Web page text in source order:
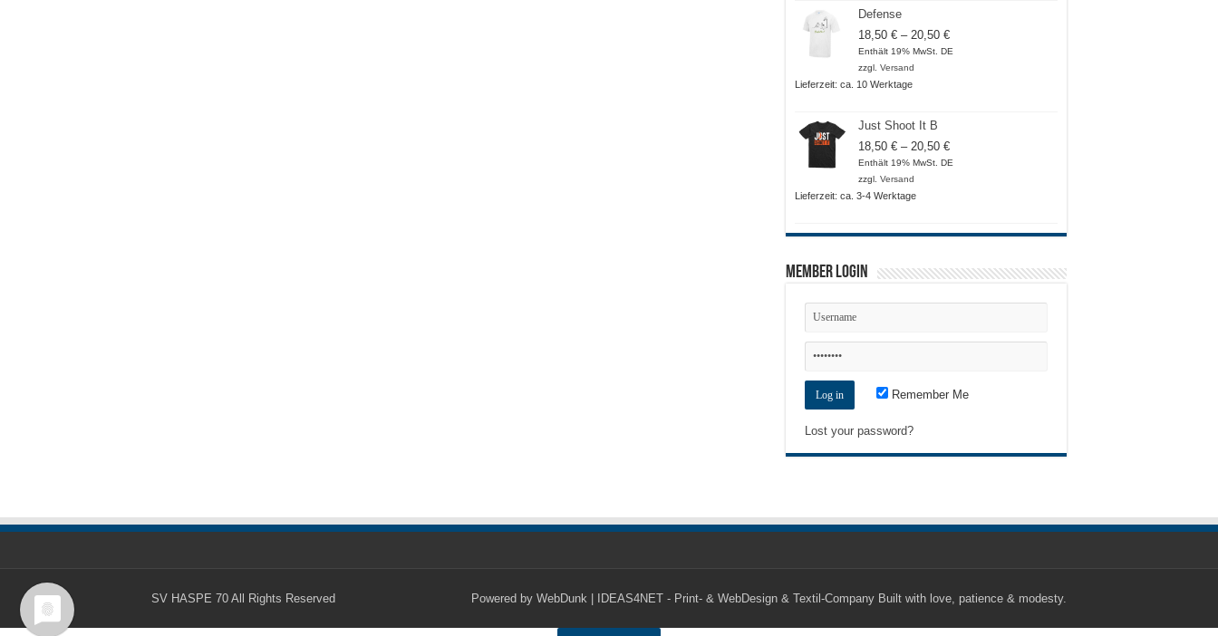
Defense
18,50 € – 20,50 €Preisspanne:
18,50 €
Enthält 19% MwSt. DE
zzgl. Versand
Lieferzeit: ca. 10 Werktage
Just Shoot It B
18,50 € – 20,50 €Preisspanne:
18,50 €
Enthält 19% MwSt. DE
zzgl. Versand
Lieferzeit: ca. 3-4 Werktage
Member Login
Remember Me
Lost your password?
Powered by WebDunk | IDEAS4NET - Print- & WebDesign & Textil-Company Built with love, patience & modesty.
SV HASPE 70 All Rights Reserved